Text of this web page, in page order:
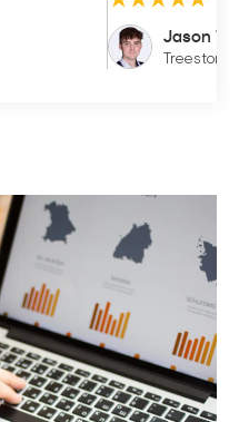
Jason